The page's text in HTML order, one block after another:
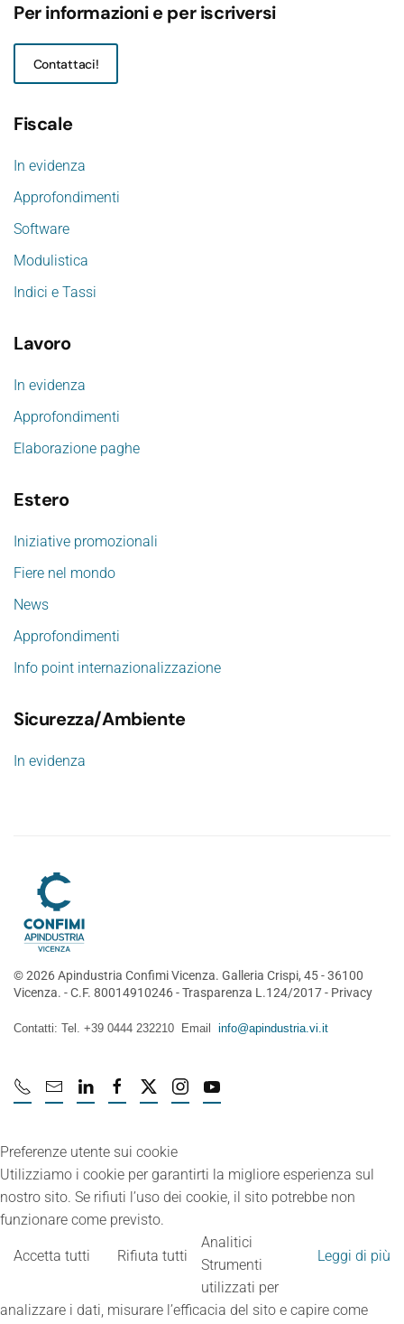
Per informazioni e per iscriversi
Contattaci!
Fiscale
In evidenza
Approfondimenti
Software
Modulistica
Indici e Tassi
Lavoro
In evidenza
Approfondimenti
Elaborazione paghe
Estero
Iniziative promozionali
Fiere nel mondo
News
Approfondimenti
Info point internazionalizzazione
Sicurezza/Ambiente
In evidenza
©2026Apindustria Confimi Vicenza. Galleria Crispi, 45 - 36100
Vicenza. - C.F. 80014910246 -Trasparenza L.124/2017- Privacy
Contatti: Tel. +39 0444 232210 Email info@apindustria.vi.it
Preferenze utente sui cookie
Utilizziamo i cookie per garantirti la migliore esperienza sul
nostro sito. Se rifiuti l’uso dei cookie, il sito potrebbe non
funzionare come previsto.
Accetta tutti Rifiuta tutti Leggi di più
Analitici
Strumenti
utilizzati per
analizzare i dati, misurare l’efficacia del sito e capire come